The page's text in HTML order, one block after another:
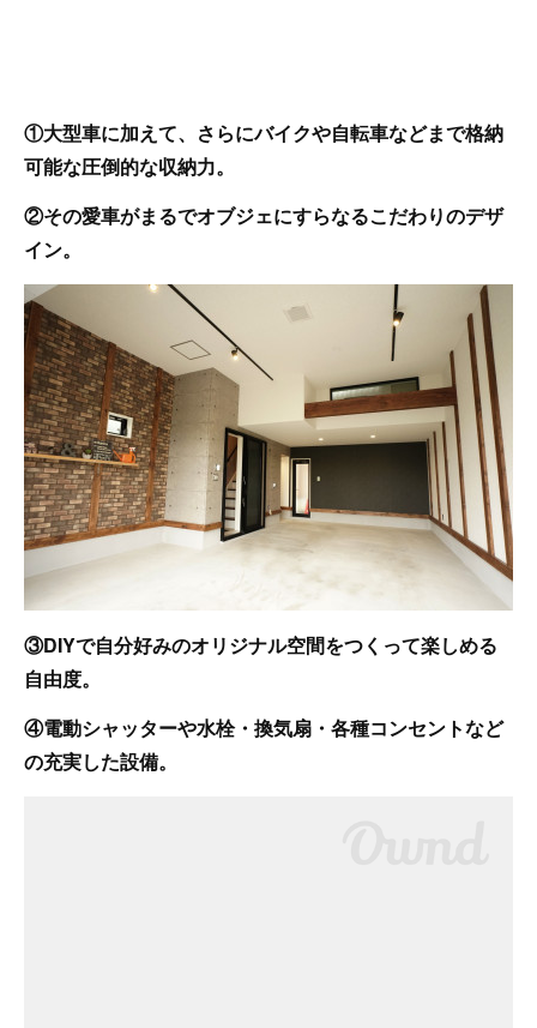
①大型車に加えて、さらにバイクや自転車などまで格納
可能な圧倒的な収納力。
②その愛車がまるでオブジェにすらなるこだわりのデザ
イン。
③DIYで自分好みのオリジナル空間をつくって楽しめる
自由度。
④電動シャッターや水栓・換気扇・各種コンセントなど
の充実した設備。